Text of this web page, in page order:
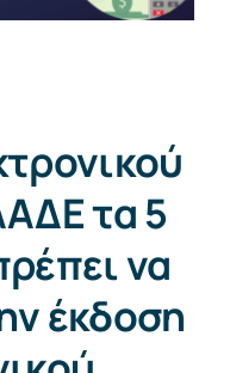
τα 5
να
έκδοση